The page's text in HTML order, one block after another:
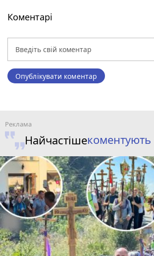
Коментарі
Опублікувати коментар
Найчастішекоментують